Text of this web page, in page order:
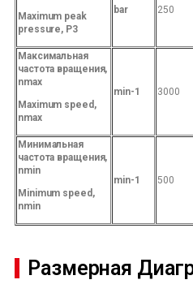
Maximum peak
pressure, Р3
bar 250
Максимальная
частота вращения,
nmax
Maximum speed ,
nmax
min-1 3000
М инимальная
частота вращения,
nmin
Minimum speed ,
nmin
min-1 500
Размерная